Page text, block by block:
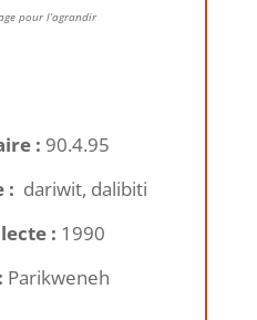
pour l’agrandir
: 90.4.95
: dariwit, dalibiti
: 1990
Parikweneh